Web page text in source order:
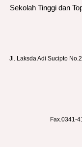
Sekolah Tinggi dan
Jl. Laksda Adi Sucipto
Fax.0341-